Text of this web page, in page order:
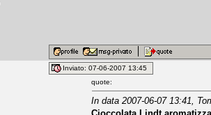
Inviato: 07-06-2007 13:45
quote:
In data 2007-06-07 13:41,